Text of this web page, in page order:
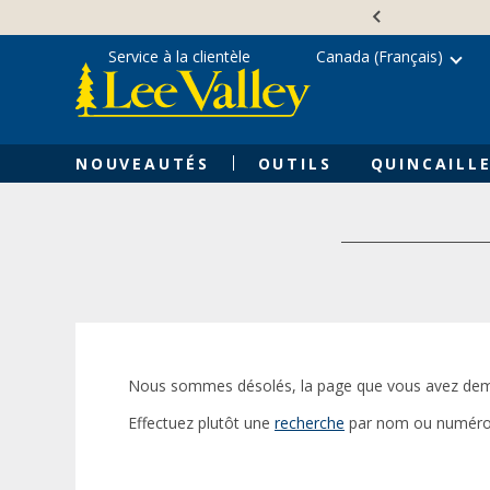
content
NOUVEAUTÉS OUTILS
Service à la clientèle Canada (Français)
Nous sommes désolés, la page que vous avez
Effectuez plutôt une recherche par nom ou